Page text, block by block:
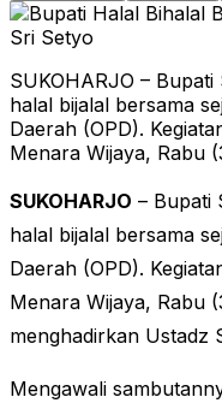
SUKOHARJO –
halal bijalal bersama
Daerah (OPD).
Menara Wijaya, Rabu
SUKOHARJO – Bupati
halal bijalal bersama
Daerah (OPD).
Menara Wijaya, Rabu
menghadirkan Ustadz
Mengawali